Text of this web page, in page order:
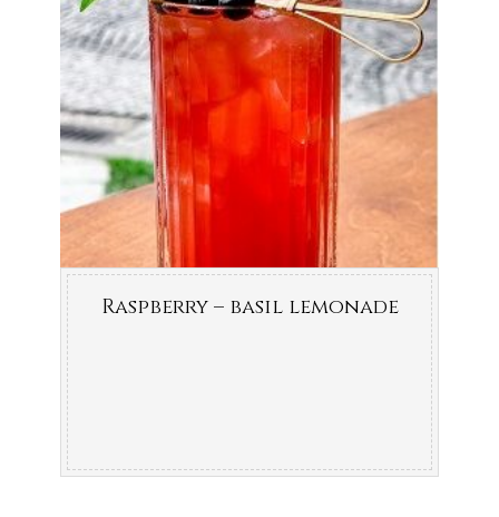
Raspberry – basil lemonade